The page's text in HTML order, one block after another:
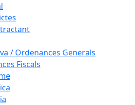
/ Ordenances Generals
Fiscals